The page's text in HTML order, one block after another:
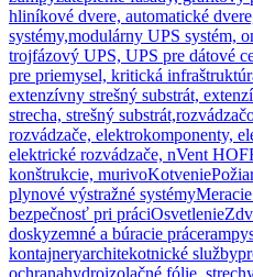
hliníkové dvere, automatické
systémy,modulárny UPS systém,
trojfázový UPS, UPS pre dátové
pre priemysel, kritická
extenzívny strešný substrát,
strecha, strešný substrát,
rozvádzače, elektrokomponenty,
elektrické rozvádzače, nVent
konštrukcie, murivoKotvenie
plynové výstražné systémy
bezpečnosť pri práciOsvetlenie
doskyzemné a búracie prácerampy
kontajneryarchitekotnické služby
ochranahydroizolačné fólie,